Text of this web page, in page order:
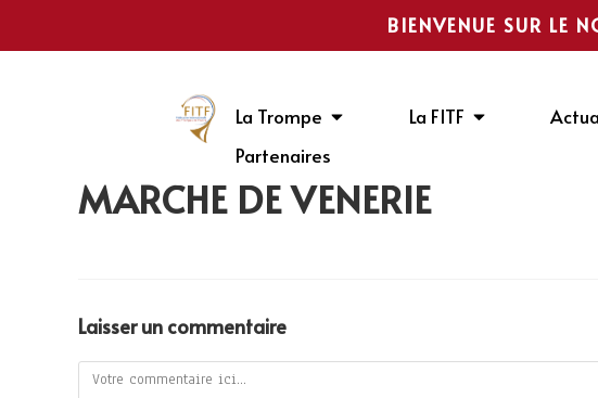
BIENVENUE SUR LE
La Trompe La FITF
Partenaires
MARCHE DE VÉNERIE
Laisser un commentaire